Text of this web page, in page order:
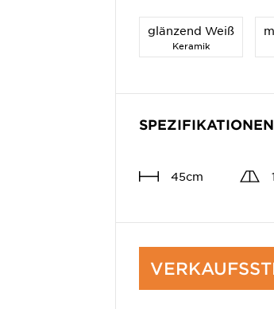
glänzend Weiß
Keramik
SPEZIFIKATIONEN
45cm